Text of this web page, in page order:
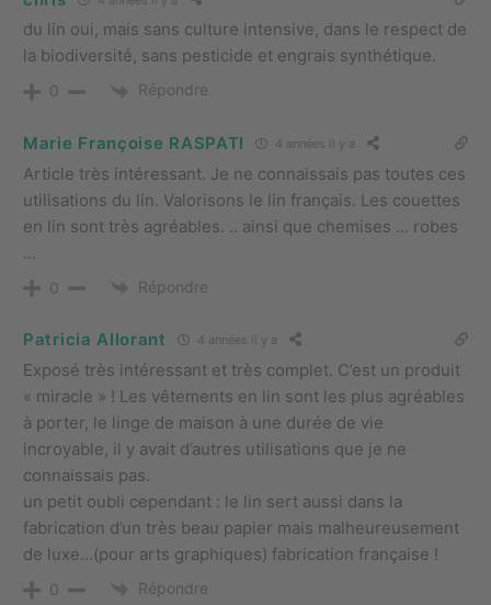
du lin oui, mais sans culture intensive, dans le respect de
la biodiversité, sans pesticide et engrais synthétique.
0 Répondre
Marie Françoise RASPATI 4 années il y a
Article très intéressant. Je ne connaissais pas toutes ces
utilisations du lin. Valorisons le lin français. Les couettes
en lin sont très agréables. .. ainsi que chemises … robes
…
0 Répondre
Patricia Allorant 4 années il y a
Exposé très intéressant et très complet. C’est un produit
« miracle » ! Les vêtements en lin sont les plus agréables
à porter, le linge de maison à une durée de vie
incroyable, il y avait d’autres utilisations que je ne
connaissais pas.
un petit oubli cependant : le lin sert aussi dans la
fabrication d’un très beau papier mais malheureusement
de luxe…(pour arts graphiques) fabrication française !
0 Répondre